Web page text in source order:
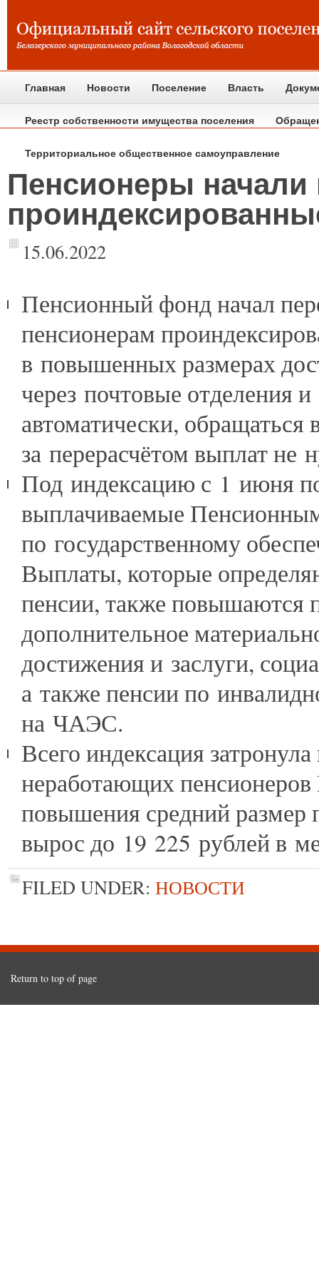
Главная Новости Поселение Власть
Реестр собственности имущества поселения
Территориальное общественное самоуправление
Пенсионеры начали
15.06.2022
Пенсионный фонд начал
пенсионерам
в повышенных размерах
через почтовые отделения
автоматически,
за перерасчётом выплат не
Под индексацию с 1 июня
выплачиваемые
по государственному
Выплаты, которые
пенсии, также повышаются
дополнительное
достижения и заслуги,
а также пенсии по
на ЧАЭС.
Всего индексация
неработающих
повышения средний размер
вырос до 19 225 рублей в
FILED UNDER: НОВОСТИ
Return to top of page